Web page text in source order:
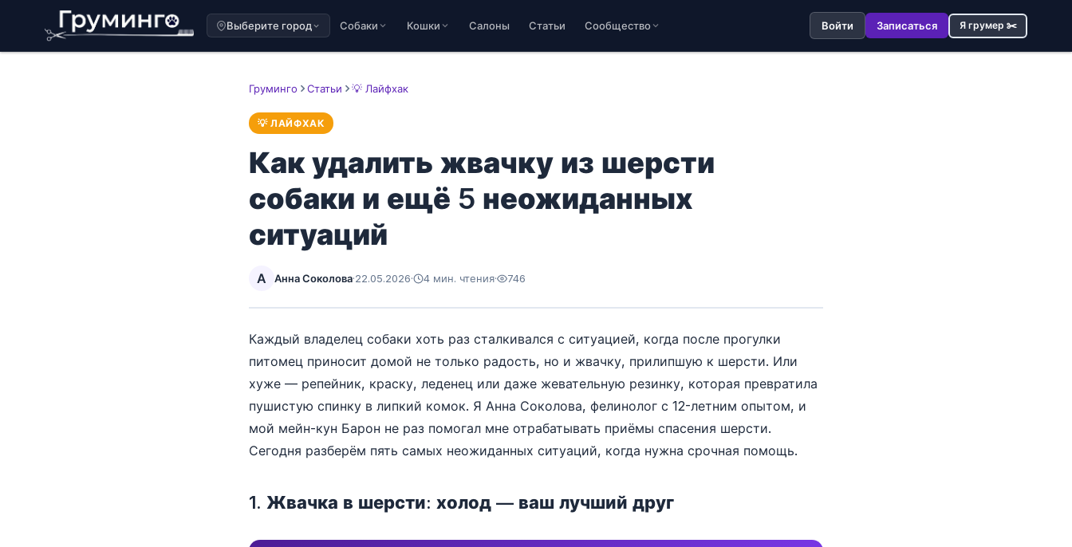
Выберите город Собаки Кошки Салоны Статьи Сообщество Войти Записаться Я грумер ✂️
Груминго Статьи 💡 Лайфхак
💡 ЛАЙФХАК
Как удалить жвачку из шерсти
собаки и ещё 5 неожиданных
ситуаций
А Анна Соколова·22.05.2026· 4 мин. чтения· 746
Каждый владелец собаки хоть раз сталкивался с ситуацией, когда после прогулки
питомец приносит домой не только радость, но и жвачку, прилипшую к шерсти. Или
хуже — репейник, краску, леденец или даже жевательную резинку, которая превратила
пушистую спинку в липкий комок. Я Анна Соколова, фелинолог с 12-летним опытом, и
мой мейн-кун Барон не раз помогал мне отрабатывать приёмы спасения шерсти.
Сегодня разберём пять самых неожиданных ситуаций, когда нужна срочная помощь.
1. Жвачка в шерсти: холод — ваш лучший друг